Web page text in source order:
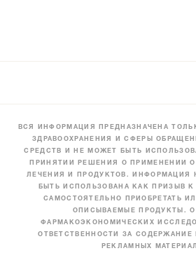
ВСЯ ИНФОРМАЦИЯ ПРЕДНАЗНАЧЕНА
ЗДРАВООХРАНЕНИЯ И СФЕРЫ
СРЕДСТВ И НЕ МОЖЕТ БЫТЬ
ПРИНЯТИИ РЕШЕНИЯ О ПРИМЕНЕНИИ
ЛЕЧЕНИЯ И ПРОДУКТОВ. ИНФОРМАЦИЯ
БЫТЬ ИСПОЛЬЗОВАНА КАК ПРИЗЫВ К
САМОСТОЯТЕЛЬНО ПРИОБРЕТАТЬ
ОПИСЫВАЕМЫЕ ПРОДУКТЫ.
ФАРМАКОЭКОНОМИЧЕСКИХ
ОТВЕТСТВЕННОСТИ ЗА СОДЕРЖАНИЕ
РЕКЛАМНЫХ